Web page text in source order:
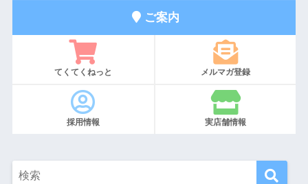
ご案内
てくてくねっと メルマガ登録
採用情報 実店舗情報